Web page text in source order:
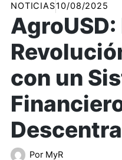
NOTICIAS10/08/2025
AgroUSD:
con un
Por MyR